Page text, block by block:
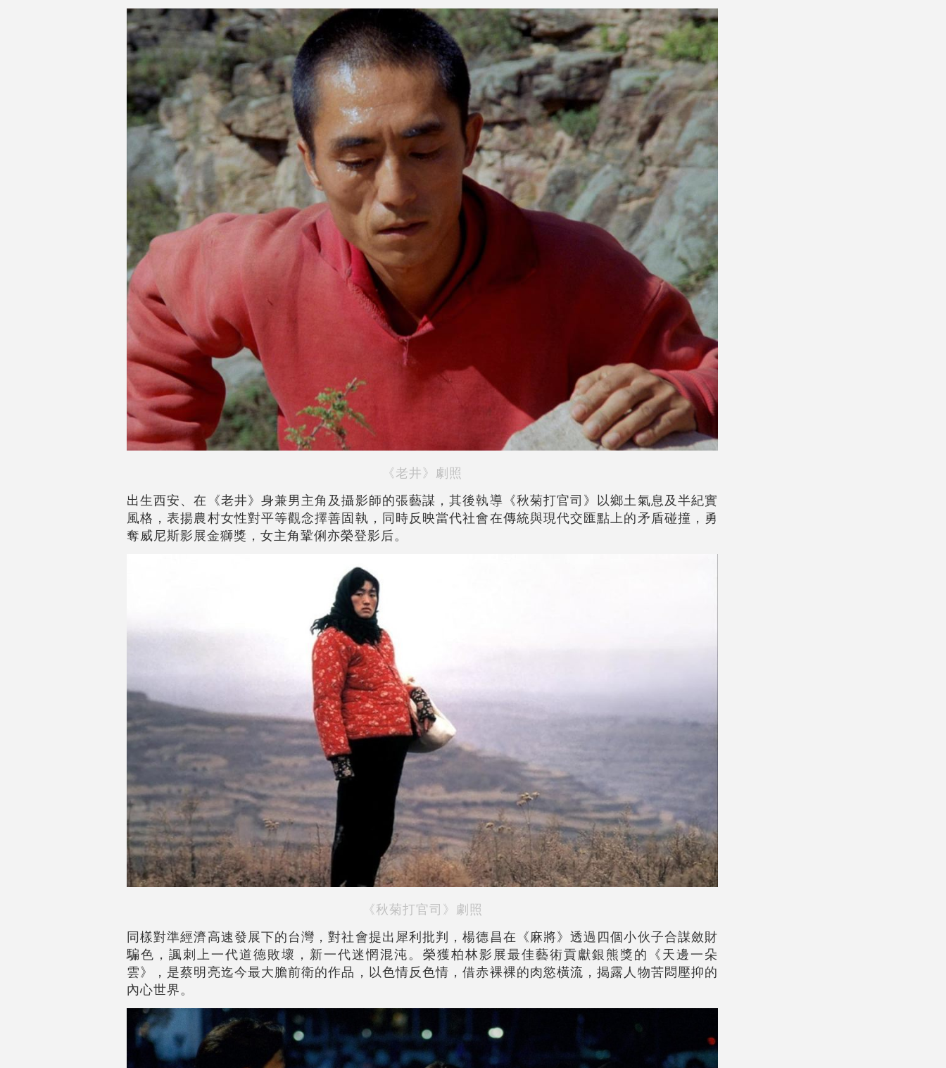
《老井》劇照
出生西安、在《老井》身兼男主角及攝影師的張藝謀，其後執導《秋菊打官司》以鄉土氣息及半紀實
風格，表揚農村女性對平等觀念擇善固執，同時反映當代社會在傳統與現代交匯點上的矛盾碰撞，勇
奪威尼斯影展金獅獎，女主角鞏俐亦榮登影后。
《秋菊打官司》劇照
同樣對準經濟高速發展下的台灣，對社會提出犀利批判，楊德昌在《麻將》透過四個小伙子合謀斂財
騙色，諷刺上一代道德敗壞，新一代迷惘混沌。榮獲柏林影展最佳藝術貢獻銀熊獎的《天邊一朵
雲》，是蔡明亮迄今最大膽前衛的作品，以色情反色情，借赤裸裸的肉慾橫流，揭露人物苦悶壓抑的
內心世界。